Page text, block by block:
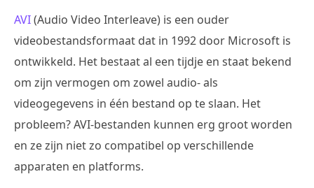
AVI(Audio Video Interleave) is een ouder
videobestandsformaat dat in 1992 door Microsoft is
ontwikkeld. Het bestaat al een tijdje en staat bekend
om zijn vermogen om zowel audio- als
videogegevens in één bestand op te slaan. Het
probleem? AVI-bestanden kunnen erg groot worden
en ze zijn niet zo compatibel op verschillende
apparaten en platforms.